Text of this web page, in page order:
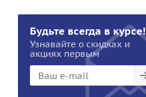
Будьте всегда в курсе!
Узнавайте о скидках и
акциях первым